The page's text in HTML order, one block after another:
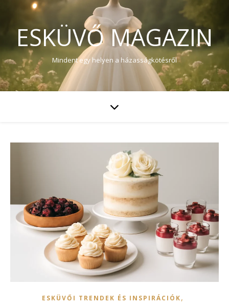
ESKÜVŐ MAGAZIN
Mindent egy helyen a házasságkötésről
ESKÜVŐI TRENDEK ÉS INSPIRÁCIÓK,